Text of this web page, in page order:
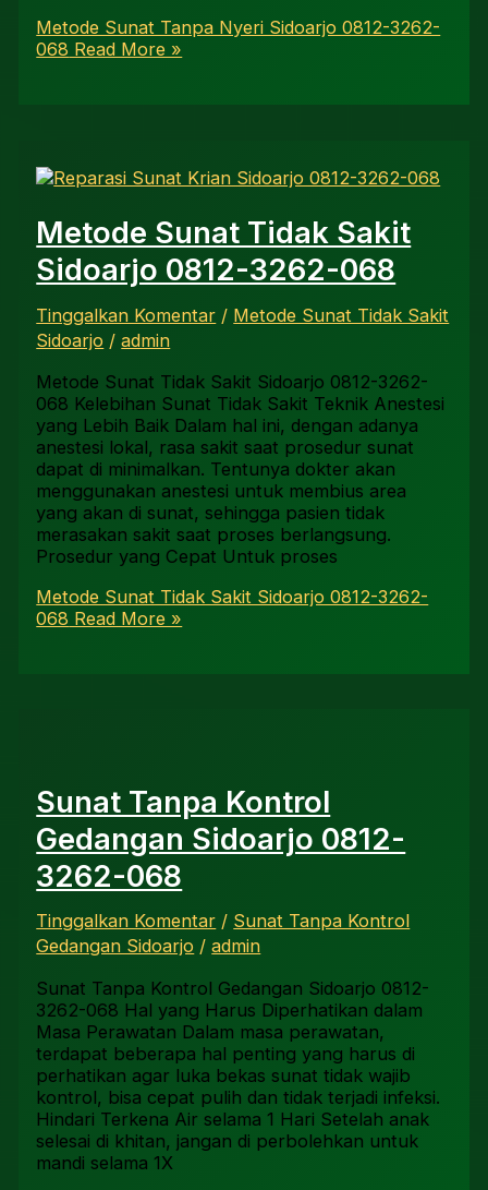
Metode Sunat Tanpa Nyeri Sidoarjo 0812-3262-
068 Read More »
Metode Sunat Tidak Sakit
Sidoarjo 0812-3262-068
Tinggalkan Komentar / Metode Sunat Tidak Sakit
Sidoarjo /admin
Metode Sunat Tidak Sakit Sidoarjo 0812-3262-
068 Kelebihan Sunat Tidak Sakit Teknik Anestesi
yang Lebih Baik Dalam hal ini, dengan adanya
anestesi lokal, rasa sakit saat prosedur sunat
dapat di minimalkan. Tentunya dokter akan
menggunakan anestesi untuk membius area
yang akan di sunat, sehingga pasien tidak
merasakan sakit saat proses berlangsung.
Prosedur yang Cepat Untuk proses
Metode Sunat Tidak Sakit Sidoarjo 0812-3262-
068 Read More »
Sunat Tanpa Kontrol
Gedangan Sidoarjo 0812-
3262-068
Tinggalkan Komentar / Sunat Tanpa Kontrol
Gedangan Sidoarjo /admin
Sunat Tanpa Kontrol Gedangan Sidoarjo 0812-
3262-068 Hal yang Harus Diperhatikan dalam
Masa Perawatan Dalam masa perawatan,
terdapat beberapa hal penting yang harus di
perhatikan agar luka bekas sunat tidak wajib
kontrol, bisa cepat pulih dan tidak terjadi infeksi.
Hindari Terkena Air selama 1 Hari Setelah anak
selesai di khitan, jangan di perbolehkan untuk
mandi selama 1X